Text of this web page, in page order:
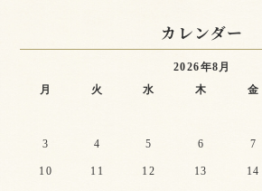
カレンダー
2026年8月
月
火 水 木 金
3 4 5 6 7
10 11 12 13 14